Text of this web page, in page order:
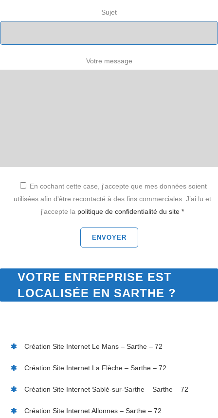
Sujet
Votre message
En cochant cette case, j'accepte que mes données soient
utilisées afin d'être recontacté à des fins commerciales. J’ai lu et
j'accepte la politique de confidentialité du site *
VOTRE ENTREPRISE EST
LOCALISÉE EN SARTHE ?
Création Site Internet Le Mans – Sarthe – 72
Création Site Internet La Flèche – Sarthe – 72
Création Site Internet Sablé-sur-Sarthe – Sarthe – 72
Création Site Internet Allonnes – Sarthe – 72